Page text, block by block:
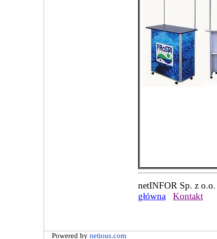
główna
Kontakt
Powered by netious.com